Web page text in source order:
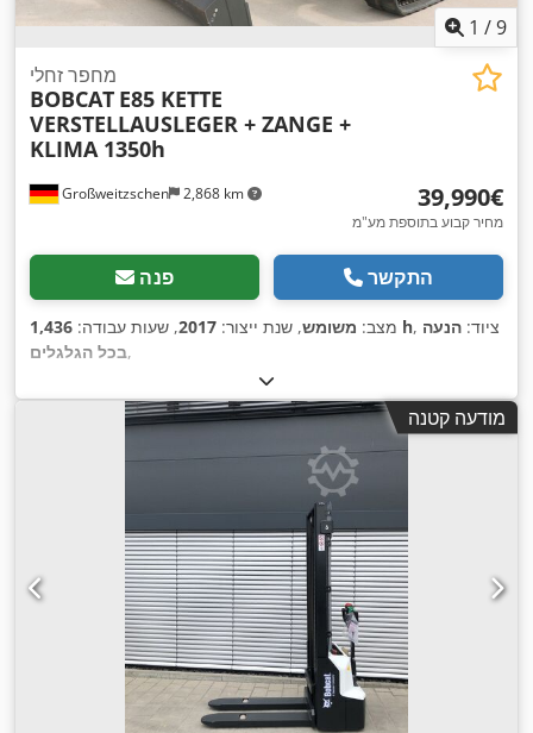
1 /9
Großweitzschen 2,868 km
מחפר זחלי
BOBCAT E85 KETTE
VERSTELLAUSLEGER + ZANGE +
KLIMA 1350h
‏39,990 ‏€
מחיר קבוע בתוספת מע"מ
פנה התקשר
מצב: משומש, שנת ייצור: 2017, שעות עבודה: 1,436 h , ציוד: הנעה
בכל הגלגלים,
מודעה קטנה